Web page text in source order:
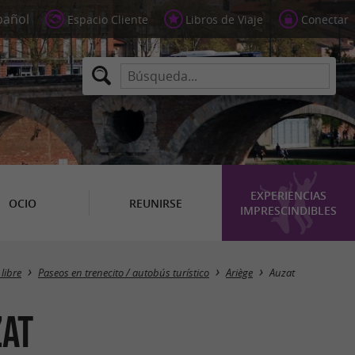
Espacio Cliente Libros de Viaje Conectar
OCIO REUNIRSE
EXPERIENCIAS
IMPRESCINDIBLES
Masquer la carte
libre Paseos en trenecito / autobús turístico Ariège Auzat